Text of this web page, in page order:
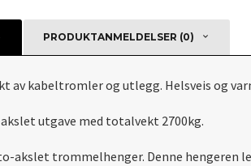
PRODUKTANMELDELSER (0)
av kabeltromler og utlegg. Helsveis og
utgave med totalvekt 2700kg.
akslet trommelhenger. Denne hengeren